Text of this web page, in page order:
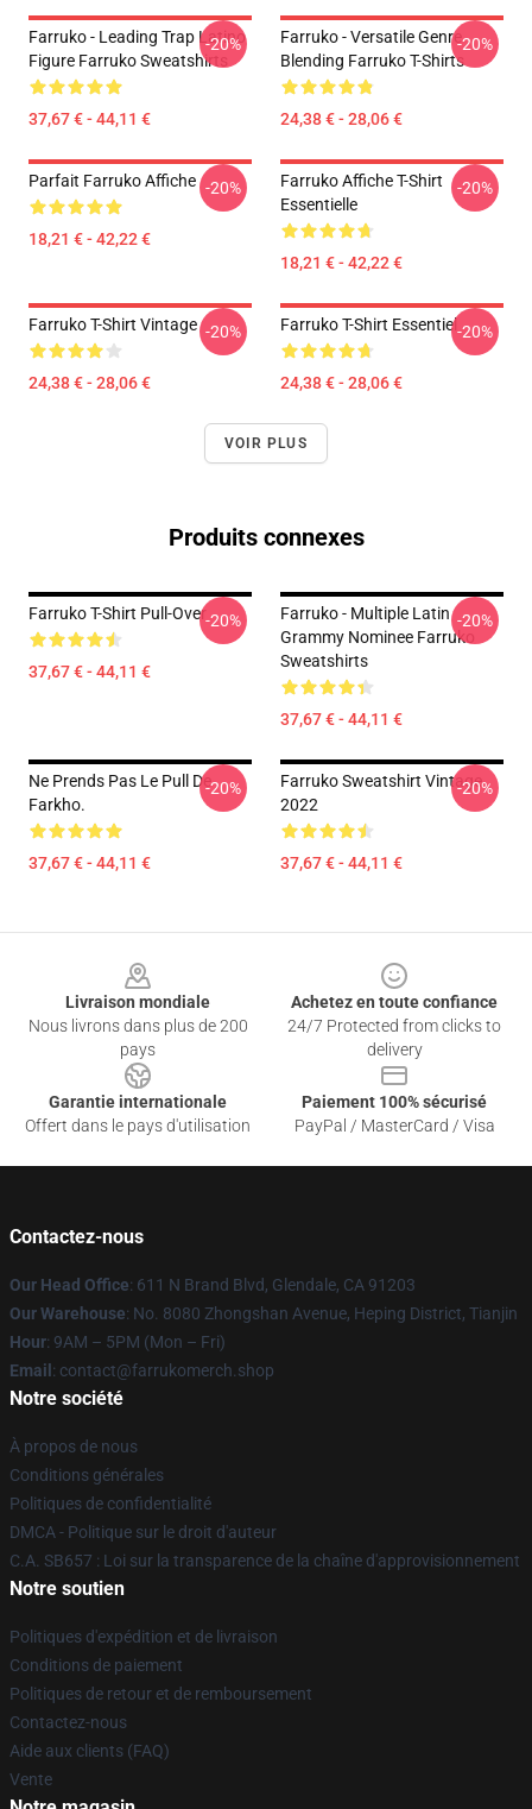
Farruko - Leading Trap Latino
Figure Farruko Sweatshirts
37,67 € - 44,11 €
-20%
Farruko - Versatile Genre
Blending Farruko T-Shirts
24,38 € - 28,06 €
-20%
Parfait Farruko Affiche
18,21 € - 42,22 €
-20%
Farruko Affiche T-Shirt
Essentielle
18,21 € - 42,22 €
-20%
Farruko T-Shirt Vintage
24,38 € - 28,06 €
-20% Farruko T-Shirt Essentiel
24,38 € - 28,06 €
-20%
VOIR PLUS
Produits connexes
Farruko T-Shirt Pull-Over
37,67 € - 44,11 €
-20%
Farruko - Multiple Latin
Grammy Nominee Farruko
Sweatshirts
37,67 € - 44,11 €
-20%
Ne Prends Pas Le Pull De
Farkho.
37,67 € - 44,11 €
-20%
Farruko Sweatshirt Vintage
2022
37,67 € - 44,11 €
-20%
Livraison mondiale
Nous livrons dans plus de 200
pays
Achetez en toute confiance
24/7 Protected from clicks to
delivery
Garantie internationale
Offert dans le pays d'utilisation
Paiement 100% sécurisé
PayPal / MasterCard / Visa
Contactez-nous
Our Head Office: 611 N Brand Blvd, Glendale, CA 91203
Our Warehouse: No. 8080 Zhongshan Avenue, Heping District, Tianjin
Hour: 9AM – 5PM (Mon – Fri)
Email : contact@farrukomerch.shop
Notre société
À propos de nous
Conditions générales
Politiques de confidentialité
DMCA - Politique sur le droit d'auteur
C.A. SB657 : Loi sur la transparence de la chaîne d'approvisionnement
Notre soutien
Politiques d'expédition et de livraison
Conditions de paiement
Politiques de retour et de remboursement
Contactez-nous
Aide aux clients (FAQ)
Vente